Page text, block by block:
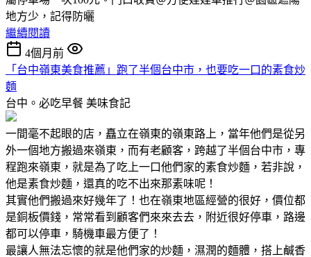
地方少，記得防曬
繼續閱讀
4個月前
「台中嶺東美食推薦」跑了半個台中市，也要吃一口的素食炒
麵
台中。必吃早餐 美味食記
一間毫不起眼的店，矗立在嶺東的嶺東路上，當年他們是從另
外一個地方搬過來嶺東，而有老顧客，跨越了半個台中市，專
程跑來嶺東，就是為了吃上一口他們家的素食炒麵，若非說，
他是素食炒麵，還真的吃不出來那素味呢！
其實他們搬過來好幾年了！也在嶺東地區經營的很好，價位都
是銅板價錢，常常看到顧客們來來去去，附近很好停車，路邊
都可以停車，騎機車最方便了！
最讓人無法忘懷的就是他們家的炒麵，濕潤的麵體，搭上鹹香